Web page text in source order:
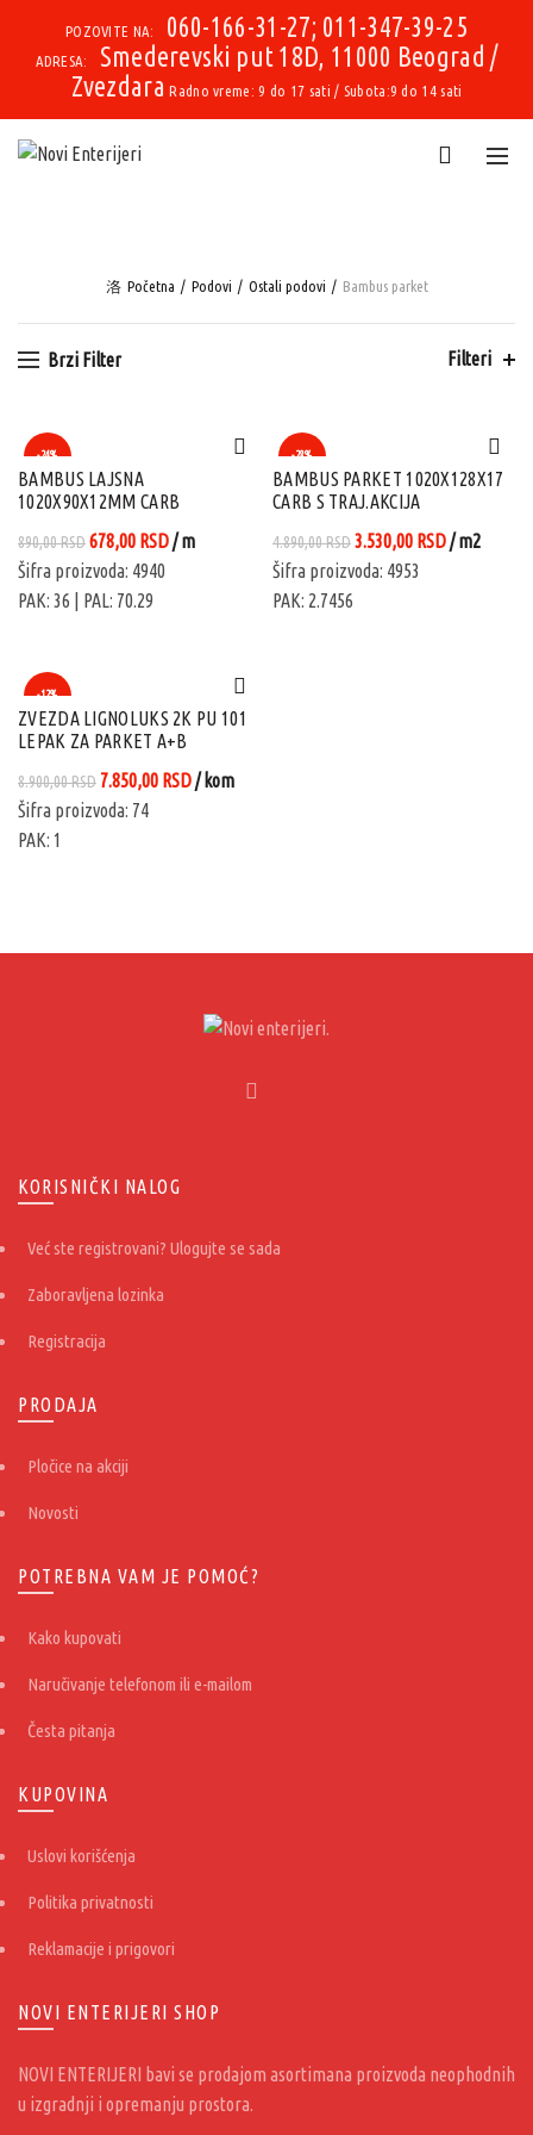
POZOVITE NA: 060-166-31-27; 011-347-39-25
ADRESA:
Smederevski put 18D, 11000 Beograd /
Zvezdara Radno vreme: 9 do 17 sati / Subota:9 do 14 sati
Početna Podovi Ostali podovi Bambus parket
Brzi Filter Filteri
-24%
BAMBUS LAJSNA
1020X90X12MM CARB
890,00RSDOriginalna
cena
je
678,00 RSDTrenutna
/ m
Šifra proizvoda: 4940
PAK: 36 | PAL: 70.29
-28%
BAMBUS PARKET 1020X128X17
CARB S TRAJ.AKCIJA
4.890,00RSDOriginalna
cena
3.530,00 RSDTrenutna
/ m2
Šifra proizvoda: 4953
PAK: 2.7456
-12%
ZVEZDA LIGNOLUKS 2K PU 101
LEPAK ZA PARKET A+B
8.900,00RSD Originalna
cena
7.850,00 RSDTrenutna
/ kom
Šifra proizvoda: 74
PAK: 1
KORISNIČKI NALOG
Već ste registrovani? Ulogujte se sada
Zaboravljena lozinka
Registracija
PRODAJA
Pločice na akciji
Novosti
POTREBNA VAM JE POMOĆ?
Kako kupovati
Naručivanje telefonom ili e-mailom
Česta pitanja
KUPOVINA
Uslovi korišćenja
Politika privatnosti
Reklamacije i prigovori
NOVI ENTERIJERI SHOP
NOVI ENTERIJERI bavi se prodajom asortimana proizvoda neophodnih
u izgradnji i opremanju prostora.